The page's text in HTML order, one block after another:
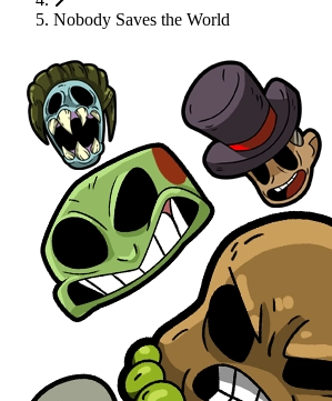
Nobody Saves the World